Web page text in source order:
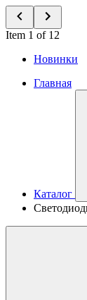
Item 1 of 12
Новинки
Главная
Каталог